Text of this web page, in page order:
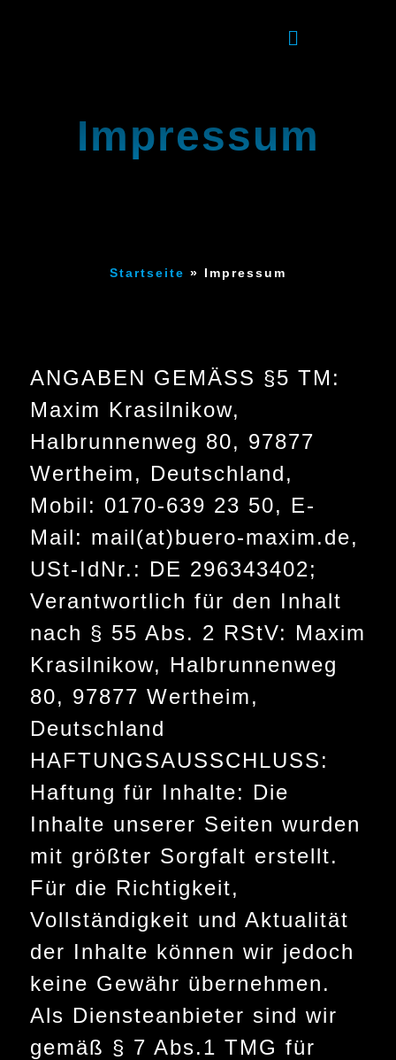
Impressum
Startseite » Impressum
ANGABEN GEMÄSS §5 TM:
Maxim Krasilnikow,
Halbrunnenweg 80, 97877
Wertheim, Deutschland,
Mobil: 0170-639 23 50, E-
Mail: mail(at)buero-maxim.de,
USt-IdNr.: DE 296343402;
Verantwortlich für den Inhalt
nach § 55 Abs. 2 RStV: Maxim
Krasilnikow, Halbrunnenweg
80, 97877 Wertheim,
Deutschland
HAFTUNGSAUSSCHLUSS:
Haftung für Inhalte: Die
Inhalte unserer Seiten wurden
mit größter Sorgfalt erstellt.
Für die Richtigkeit,
Vollständigkeit und Aktualität
der Inhalte können wir jedoch
keine Gewähr übernehmen.
Als Diensteanbieter sind wir
gemäß § 7 Abs.1 TMG für